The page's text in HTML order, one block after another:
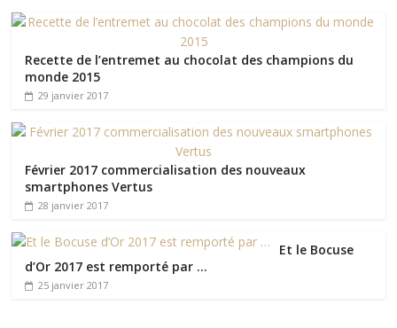
Recette de l’entremet au chocolat des champions du
monde 2015
29 janvier 2017
Février 2017 commercialisation des nouveaux
smartphones Vertus
28 janvier 2017
Et le Bocuse
d’Or 2017 est remporté par …
25 janvier 2017